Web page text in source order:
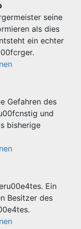
seine
als dies
ein echter
Gefahren des
und
bisherige
Ein
Besitzer des